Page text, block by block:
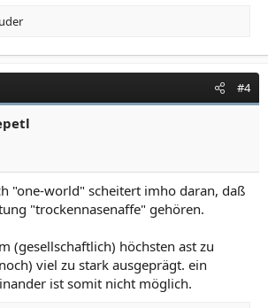
#4
"one-world" scheitert imho daran, daß
"trockennasenaffe" gehören.
(gesellschaftlich) höchsten ast zu
viel zu stark ausgeprägt. ein
ist somit nicht möglich.